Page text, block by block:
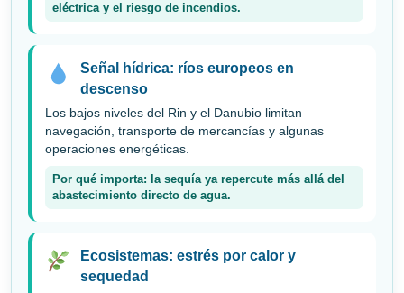
eléctrica y el riesgo de incendios.
Señal hídrica: ríos europeos en
descenso
Los bajos niveles del Rin y el Danubio limitan
navegación, transporte de mercancías y algunas
operaciones energéticas.
Por qué importa: la sequía ya repercute más allá del
abastecimiento directo de agua.
Ecosistemas: estrés por calor y
sequedad